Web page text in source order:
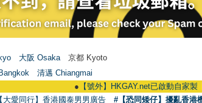
大阪 Osaka 京都 Kyoto
清邁 Chiangmai
【號外】HKGAY.net已啟動自家製
大愛同行】香港國泰男男廣告 #【恐同矮仔】擾亂香港